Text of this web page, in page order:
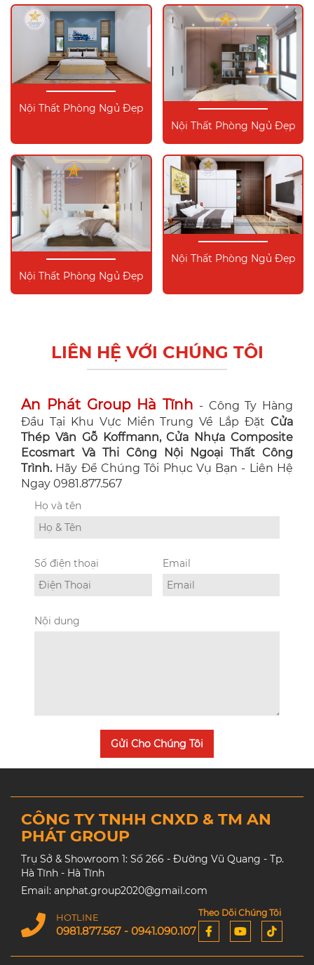
Nội Thất Phòng Ngủ Đẹp
Nội Thất Phòng Ngủ Đẹp
Nội Thất Phòng Ngủ Đẹp
Nội Thất Phòng Ngủ Đẹp
LIÊN HỆ VỚI CHÚNG TÔI
An Phát Group Hà Tĩnh - Công Ty Hàng
Đầu Tại Khu Vực Miền Trung Về Lắp Đặt Cửa
Thép Vân Gỗ Koffmann, Cửa Nhựa Composite
Ecosmart Và Thi Công Nội Ngoại Thất Công
Trình. Hãy Để Chúng Tôi Phục Vụ Bạn - Liên Hệ
Ngay 0981.877.567
Họ và tên
Số điện thoại Email
Nội dung
Gửi Cho Chúng Tôi
CÔNG TY TNHH CNXD & TM AN
PHÁT GROUP
Trụ Sở & Showroom 1: Số 266 - Đường Vũ Quang - Tp.
Hà Tĩnh - Hà Tĩnh
Email: anphat.group2020@gmail.com
HOTLINE
0981.877.567 - 0941.090.107
Theo Dõi Chúng Tôi